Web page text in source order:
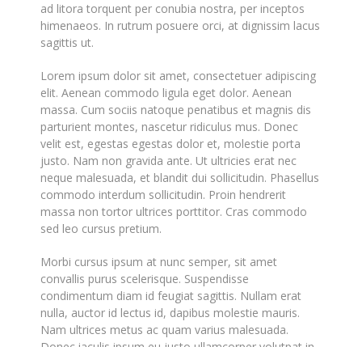
ad litora torquent per conubia nostra, per inceptos
himenaeos. In rutrum posuere orci, at dignissim lacus
sagittis ut.
Lorem ipsum dolor sit amet, consectetuer adipiscing
elit. Aenean commodo ligula eget dolor. Aenean
massa. Cum sociis natoque penatibus et magnis dis
parturient montes, nascetur ridiculus mus. Donec
velit est, egestas egestas dolor et, molestie porta
justo. Nam non gravida ante. Ut ultricies erat nec
neque malesuada, et blandit dui sollicitudin. Phasellus
commodo interdum sollicitudin. Proin hendrerit
massa non tortor ultrices porttitor. Cras commodo
sed leo cursus pretium.
Morbi cursus ipsum at nunc semper, sit amet
convallis purus scelerisque. Suspendisse
condimentum diam id feugiat sagittis. Nullam erat
nulla, auctor id lectus id, dapibus molestie mauris.
Nam ultrices metus ac quam varius malesuada.